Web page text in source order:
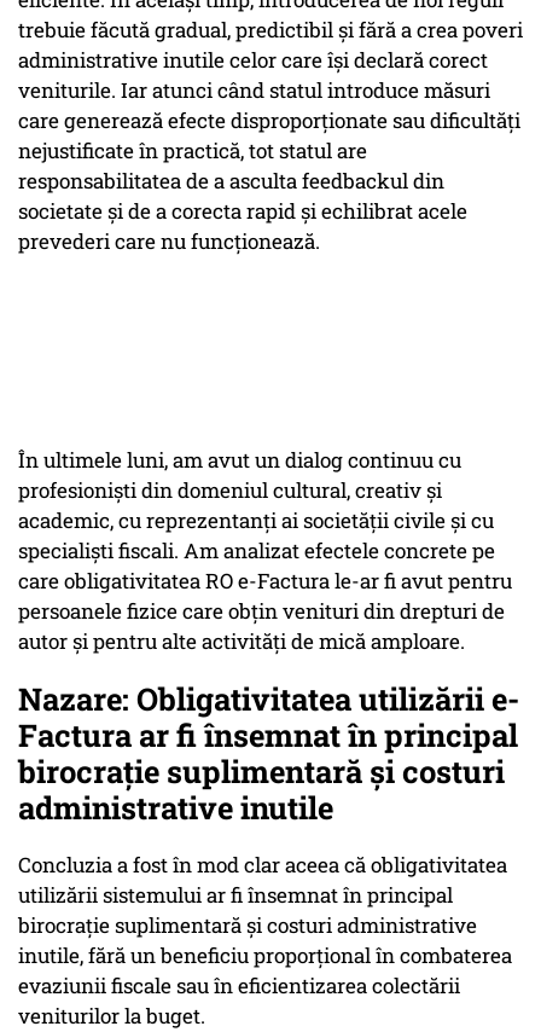
trebuie făcută gradual, predictibil și fără a crea poveri
administrative inutile celor care își declară corect
veniturile. Iar atunci când statul introduce măsuri
care generează efecte disproporționate sau dificultăți
nejustificate în practică, tot statul are
responsabilitatea de a asculta feedbackul din
societate și de a corecta rapid și echilibrat acele
prevederi care nu funcționează.
În ultimele luni, am avut un dialog continuu cu
profesioniști din domeniul cultural, creativ și
academic, cu reprezentanți ai societății civile și cu
specialiști fiscali. Am analizat efectele concrete pe
care obligativitatea RO e-Factura le-ar fi avut pentru
persoanele fizice care obțin venituri din drepturi de
autor și pentru alte activități de mică amploare.
Nazare: Obligativitatea utilizării e-
Factura ar fi însemnat în principal
birocrație suplimentară și costuri
administrative inutile
Concluzia a fost în mod clar aceea că obligativitatea
utilizării sistemului ar fi însemnat în principal
birocrație suplimentară și costuri administrative
inutile, fără un beneficiu proporțional în combaterea
evaziunii fiscale sau în eficientizarea colectării
veniturilor la buget.